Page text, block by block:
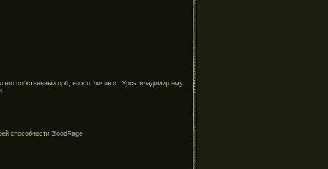
собственный орб, но в отличие от Урсы владимир ему
способности BloodRage